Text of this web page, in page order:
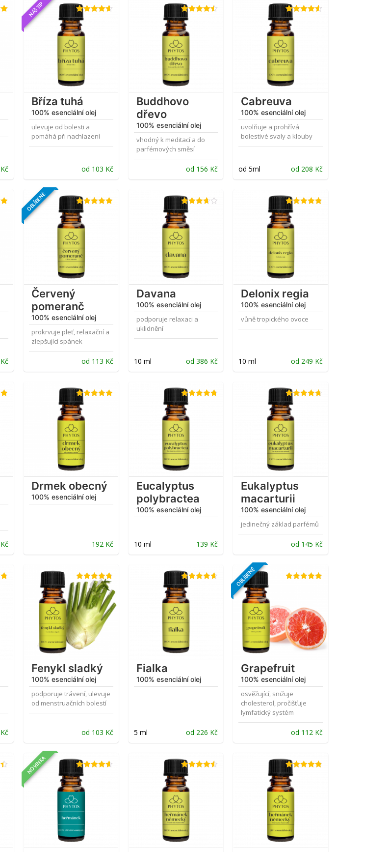
Kč
NÁŠ TIP
Bříza tuhá
100% esenciální olej
ulevuje od bolesti a
pomáhá při nachlazení
Hodnocení
4.56
od 103 Kč
Buddhovo
dřevo
100% esenciální olej
vhodný k meditací a do
parfémových směsí
Hodnocení
4.45
od 156 Kč
Cabreuva
100% esenciální olej
uvolňuje a prohřívá
bolestivé svaly a klouby
od 5ml
Hodnocení
4.50
od 208 Kč
Kč
OBLÍBENÉ
Červený
pomeranč
100% esenciální olej
prokrvuje pleť, relaxační a
zlepšující spánek
Hodnocení
4.87
od 113 Kč
Davana
100% esenciální olej
podporuje relaxaci a
uklidnění
10 ml
Hodnocení
3.67
od386 Kč
Delonix regia
100% esenciální olej
vůně tropického ovoce
10 ml
Hodnocení
4.75
od 249 Kč
Kč
Drmek obecný
100% esenciální olej
Hodnocení
5.00
192 Kč
Eucalyptus
polybractea
100% esenciální olej
10 ml
Hodnocení
4.75
139 Kč
Eukalyptus
macarturii
100% esenciální olej
jedinečný základ parfémů
Hodnocení
4.64
od 145 Kč
Kč
Fenykl sladký
100% esenciální olej
podporuje trávení, ulevuje
od menstruačních bolestí
Hodnocení
4.79z 5
od 103 Kč
Fialka
100% esenciální olej
5 ml
Hodnocení
4.67
od 226 Kč
OBLÍBENÉ
Grapefruit
100% esenciální olej
osvěžující, snižuje
cholesterol, pročišťuje
lymfatický systém
od 112 Kč
NOVINKA
Hodnocení
4.60
Hodnocení
4.50
Hodnocení
4.80